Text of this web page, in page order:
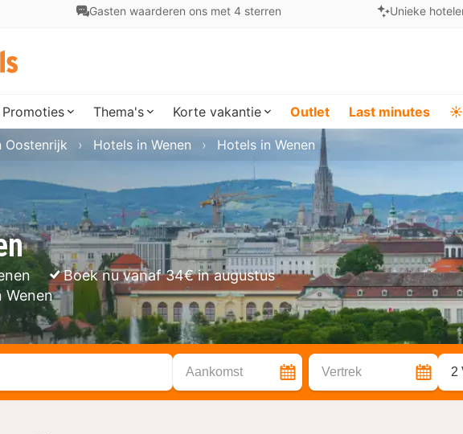
Gasten waarderen ons met 4 sterren Unieke
Promoties Thema's Korte vakantie Outlet Last minutes ☀️
Boek nu vanaf 34€ in augustus
Wenen
Oostenrijk Hotels in Wenen Hotels in Wenen
Aankomst Vertrek 2